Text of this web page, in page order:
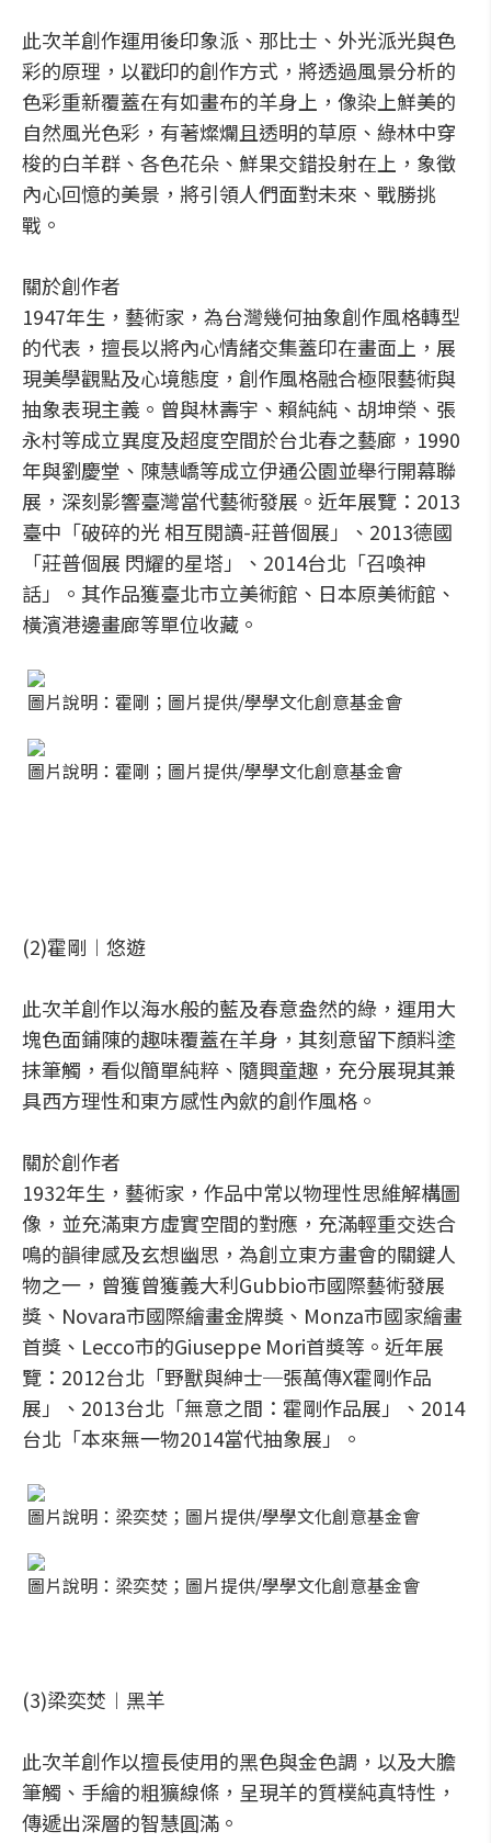
此次羊創作運用後印象派、那比士、外光派光與色
彩的原理，以戳印的創作方式，將透過風景分析的
色彩重新覆蓋在有如畫布的羊身上，像染上鮮美的
自然風光色彩，有著燦爛且透明的草原、綠林中穿
梭的白羊群、各色花朵、鮮果交錯投射在上，象徵
內心回憶的美景，將引領人們面對未來、戰勝挑
戰。
關於創作者
1947年生，藝術家，為台灣幾何抽象創作風格轉型
的代表，擅長以將內心情緒交集蓋印在畫面上，展
現美學觀點及心境態度，創作風格融合極限藝術與
抽象表現主義。曾與林壽宇、賴純純、胡坤榮、張
永村等成立異度及超度空間於台北春之藝廊，1990
年與劉慶堂、陳慧嶠等成立伊通公園並舉行開幕聯
展，深刻影響臺灣當代藝術發展。近年展覽：2013
臺中「破碎的光 相互閱讀-莊普個展」、2013德國
「莊普個展 閃耀的星塔」、2014台北「召喚神
話」。其作品獲臺北市立美術館、日本原美術館、
橫濱港邊畫廊等單位收藏。
圖片說明：霍剛；圖片提供/學學文化創意基金會
圖片說明：霍剛；圖片提供/學學文化創意基金會
(2)霍剛︱悠遊
此次羊創作以海水般的藍及春意盎然的綠，運用大
塊色面鋪陳的趣味覆蓋在羊身，其刻意留下顏料塗
抹筆觸，看似簡單純粹、隨興童趣，充分展現其兼
具西方理性和東方感性內歛的創作風格。
關於創作者
1932年生，藝術家，作品中常以物理性思維解構圖
像，並充滿東方虛實空間的對應，充滿輕重交迭合
鳴的韻律感及玄想幽思，為創立東方畫會的關鍵人
物之一，曾獲曾獲義大利Gubbio市國際藝術發展
獎、Novara市國際繪畫金牌獎、Monza市國家繪畫
首獎、Lecco市的Giuseppe Mori首獎等。近年展
覽：2012台北「野獸與紳士─張萬傳X霍剛作品
展」、2013台北「無意之間：霍剛作品展」、2014
台北「本來無一物2014當代抽象展」。
圖片說明：梁奕焚；圖片提供/學學文化創意基金會
圖片說明：梁奕焚；圖片提供/學學文化創意基金會
(3)梁奕焚︱黑羊
此次羊創作以擅長使用的黑色與金色調，以及大膽
筆觸、手繪的粗獷線條，呈現羊的質樸純真特性，
傳遞出深層的智慧圓滿。